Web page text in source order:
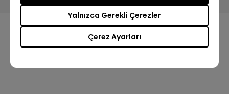
Çerez Ayarları
Yalnızca Gerekli Çerezler